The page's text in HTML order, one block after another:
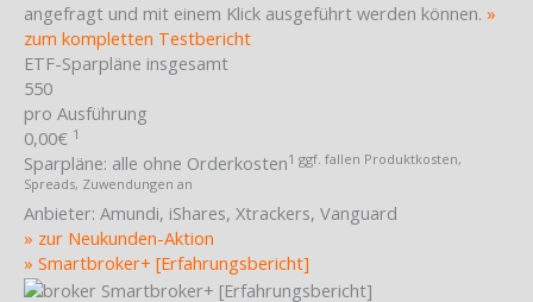
angefragt und mit einem Klick ausgeführt werden können. »
zum kompletten Testbericht
ETF-Sparpläne insgesamt
550
pro Ausführung
0,00€ 1
Sparpläne: alle ohne Orderkosten1 ggf. fallen Produktkosten,
Spreads, Zuwendungen an
Anbieter: Amundi, iShares, Xtrackers, Vanguard
» zur Neukunden-Aktion
» Smartbroker+ [Erfahrungsbericht]